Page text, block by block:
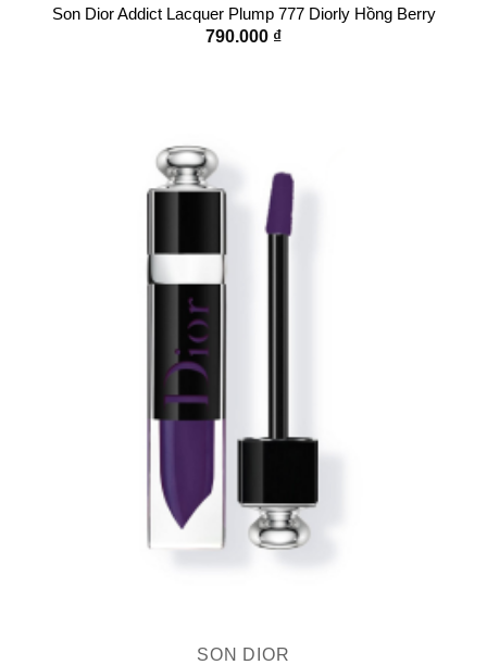
Son Dior Addict Lacquer Plump 777 Diorly Hồng Berry
790.000 ₫
SON DIOR